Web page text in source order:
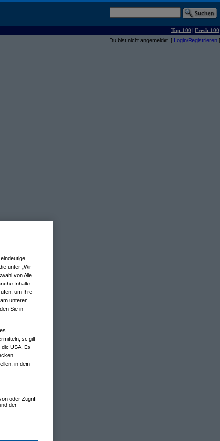
Top-100 | Fresh-100
Du bist nicht angemeldet. [ Login/Registrieren ]
unter „Wir
von Alle
Inhalte
um Ihre
unteren
Sie in
so gilt
die USA. Es
in dem
oder Zugriff
der